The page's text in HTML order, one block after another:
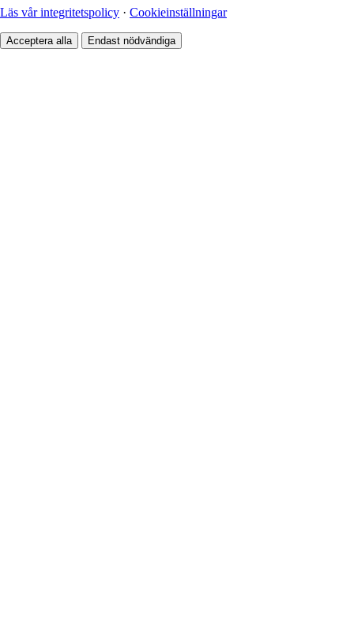
Läs vår integritetspolicy · Cookieinställningar
Acceptera alla Endast nödvändiga